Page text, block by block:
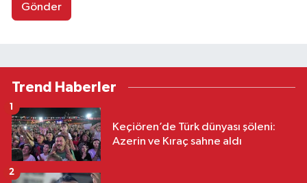
Gönder
Trend Haberler
Keçiören’de Türk dünyası şöleni:
Azerin ve Kıraç sahne aldı
2